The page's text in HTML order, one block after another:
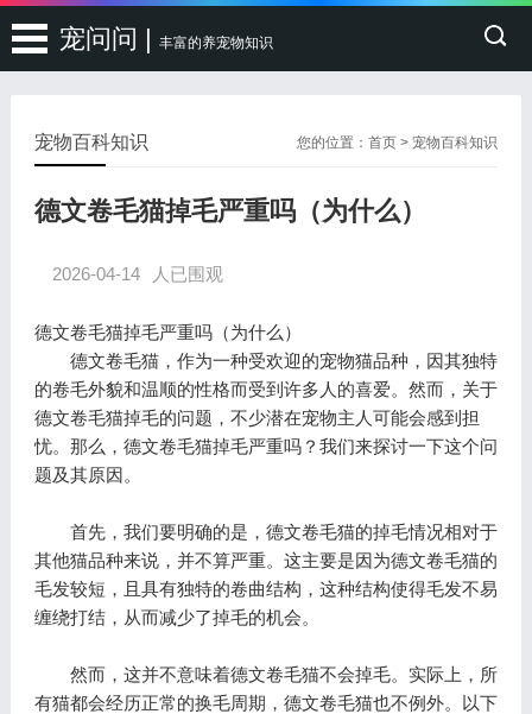
宠问问 | 丰富的养宠物知识
您的位置：首页 >宠物百科知识
宠物百科知识
德文卷毛猫掉毛严重吗（为什么）
2026-04-14 人已围观
德文卷毛猫掉毛严重吗（为什么）
德文卷毛猫，作为一种受欢迎的宠物猫品种，因其独特
的卷毛外貌和温顺的性格而受到许多人的喜爱。然而，关于
德文卷毛猫掉毛的问题，不少潜在宠物主人可能会感到担
忧。那么，德文卷毛猫掉毛严重吗？我们来探讨一下这个问
题及其原因。
首先，我们要明确的是，德文卷毛猫的掉毛情况相对于
其他猫品种来说，并不算严重。这主要是因为德文卷毛猫的
毛发较短，且具有独特的卷曲结构，这种结构使得毛发不易
缠绕打结，从而减少了掉毛的机会。
然而，这并不意味着德文卷毛猫不会掉毛。实际上，所
有猫都会经历正常的换毛周期，德文卷毛猫也不例外。以下